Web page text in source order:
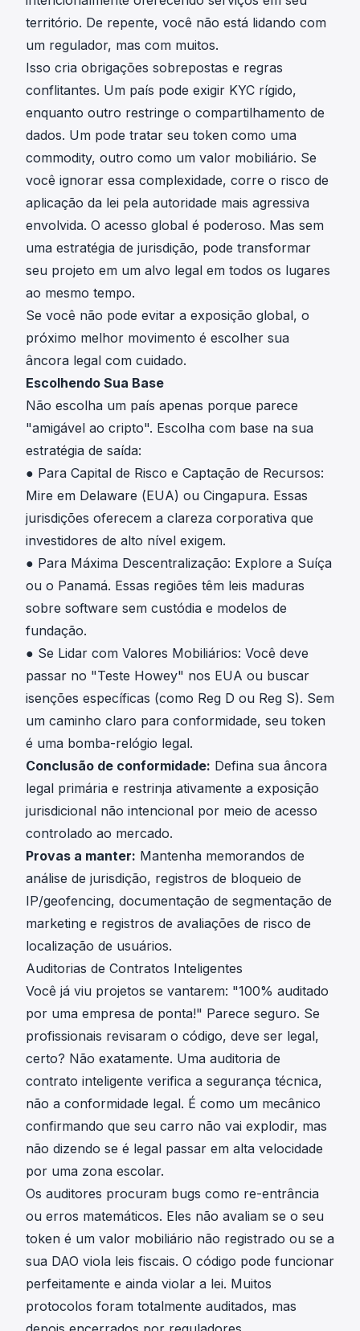
território. De repente, você não está lidando com
um regulador, mas com muitos.
Isso cria obrigações sobrepostas e regras
conflitantes. Um país pode exigir KYC rígido,
enquanto outro restringe o compartilhamento de
dados. Um pode tratar seu token como uma
commodity, outro como um valor mobiliário. Se
você ignorar essa complexidade, corre o risco de
aplicação da lei pela autoridade mais agressiva
envolvida. O acesso global é poderoso. Mas sem
uma estratégia de jurisdição, pode transformar
seu projeto em um alvo legal em todos os lugares
ao mesmo tempo.
Se você não pode evitar a exposição global, o
próximo melhor movimento é escolher sua
âncora legal com cuidado.
Escolhendo Sua Base
Não escolha um país apenas porque parece
"amigável ao cripto". Escolha com base na sua
estratégia de saída:
● Para Capital de Risco e Captação de Recursos:
Mire em Delaware (EUA) ou Cingapura. Essas
jurisdições oferecem a clareza corporativa que
investidores de alto nível exigem.
● Para Máxima Descentralização: Explore a Suíça
ou o Panamá. Essas regiões têm leis maduras
sobre software sem custódia e modelos de
fundação.
● Se Lidar com Valores Mobiliários: Você deve
passar no "Teste Howey" nos EUA ou buscar
isenções específicas (como Reg D ou Reg S). Sem
um caminho claro para conformidade, seu token
é uma bomba-relógio legal.
Conclusão de conformidade: Defina sua âncora
legal primária e restrinja ativamente a exposição
jurisdicional não intencional por meio de acesso
controlado ao mercado.
Provas a manter: Mantenha memorandos de
análise de jurisdição, registros de bloqueio de
IP/geofencing, documentação de segmentação de
marketing e registros de avaliações de risco de
localização de usuários.
Auditorias de Contratos Inteligentes
Você já viu projetos se vantarem: "100% auditado
por uma empresa de ponta!" Parece seguro. Se
profissionais revisaram o código, deve ser legal,
certo? Não exatamente. Uma auditoria de
contrato inteligente verifica a segurança técnica,
não a conformidade legal. É como um mecânico
confirmando que seu carro não vai explodir, mas
não dizendo se é legal passar em alta velocidade
por uma zona escolar.
Os auditores procuram bugs como re-entrância
ou erros matemáticos. Eles não avaliam se o seu
token é um valor mobiliário não registrado ou se a
sua DAO viola leis fiscais. O código pode funcionar
perfeitamente e ainda violar a lei. Muitos
protocolos foram totalmente auditados, mas